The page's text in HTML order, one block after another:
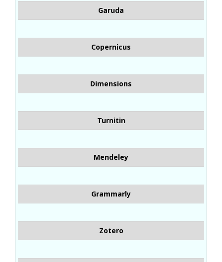
Garuda
Copernicus
Dimensions
Turnitin
Mendeley
Grammarly
Zotero